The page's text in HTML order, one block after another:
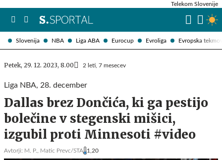
Slovenija NBA Liga ABA Eurocup Evroliga Evropska
Telekom Slovenije
Petek, 29. 12. 2023, 8.00 2 leti, 7 mesecev
Liga NBA, 28. december
Dallas brez Dončića, ki ga pestijo
bolečine v stegenski mišici,
izgubil proti Minnesoti #video
Avtorji: M. P., Matic Prevc/STA 1,20